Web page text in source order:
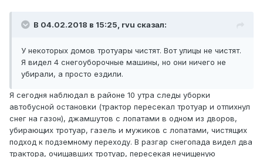
В 04.02.2018 в 15:25, rvu сказал:
У некоторых домов тротуары чистят. Вот улицы не чистят.
Я видел 4 снегоуборочные машины, но они ничего не
убирали, а просто ездили.
Я сегодня наблюдал в районе 10 утра следы уборки
автобусной остановки (трактор пересекал тротуар и отпихнул
снег на газон), джамшутов с лопатами в одном из дворов,
убирающих тротуар, газель и мужиков с лопатами, чистящих
подход к подземному переходу. В разгар снегопада видел два
трактора, очищавших тротуар, пересекая нечищеную